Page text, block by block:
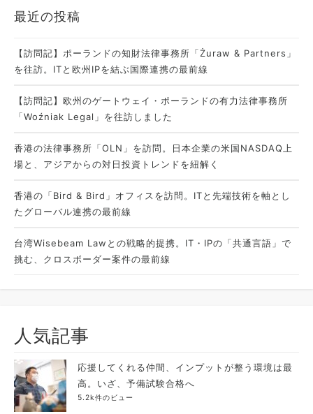
最近の投稿
【訪問記】ポーランドの知財法律事務所「Żuraw & Partners」
を往訪。ITと欧州IPを結ぶ国際連携の最前線
【訪問記】欧州のゲートウェイ・ポーランドの有力法律事務所
「Woźniak Legal」を往訪しました
香港の法律事務所「OLN」を訪問。日本企業の米国NASDAQ上
場と、アジアからの対日投資トレンドを紐解く
香港の「Bird & Bird」オフィスを訪問。ITと先端技術を軸とし
たグローバル連携の最前線
台湾Wisebeam Lawとの戦略的提携。IT・IPの「共通言語」で
挑む、クロスボーダー案件の最前線
人気記事
応援してくれる仲間、インプットが整う環境は最
高。いざ、予備試験合格へ
5.2k件のビュー